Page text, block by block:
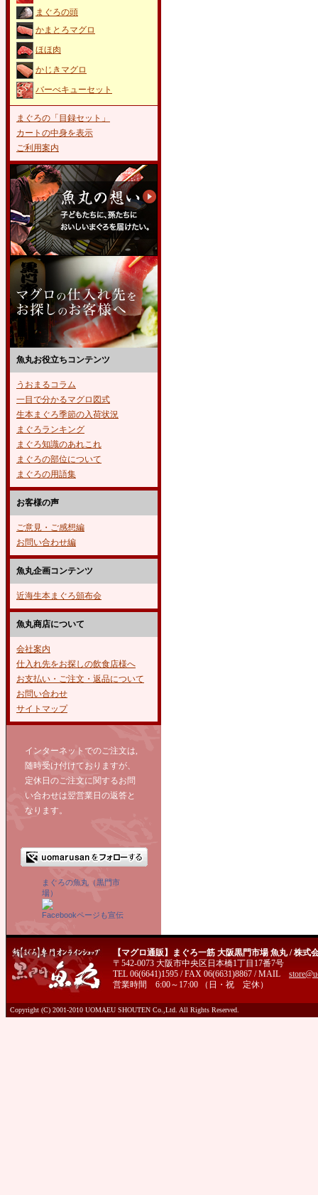
まぐろの頭
かまとろマグロ
ほほ肉
かじきマグロ
バーべキューセット
まぐろの「目録セット」
カートの中身を表示
ご利用案内
魚丸お役立ちコンテンツ
うおまるコラム
一目で分かるマグロ図式
生本まぐろ季節の入荷状況
まぐろランキング
まぐろ知識のあれこれ
まぐろの部位について
まぐろの用語集
お客様の声
ご意見・ご感想編
お問い合わせ編
魚丸企画コンテンツ
近海生本まぐろ頒布会
魚丸商店について
会社案内
仕入れ先をお探しの飲食店様へ
お支払い・ご注文・返品について
お問い合わせ
サイトマップ
インターネットでのご注文は,
随時受け付けておりますが、
定休日のご注文に関するお問
い合わせは翌営業日の返答と
なります。
まぐろの魚丸（黒門市
場）
Facebookページも宣伝
【マグロ通販】まぐろ一筋 大阪黒門市場 魚丸 / 株式
〒542-0073 大阪市中央区日本橋1丁目17番7号
TEL 06(6641)1595 / FAX 06(6631)8867 / MAIL
営業時間 6:00～17:00 （日・祝 定休）
Copyright (C) 2001-2010 UOMAEU SHOUTEN Co.,Ltd. All Rights Reserved.